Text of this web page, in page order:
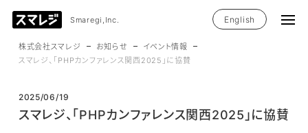
Smaregi,Inc. English
株式会社スマレジ お知らせ
イベント情報
スマレジ、「PHPカンファレンス関西2025」に協賛
2025/06/19
スマレジ、「PHPカンファレンス関西2025」に協賛